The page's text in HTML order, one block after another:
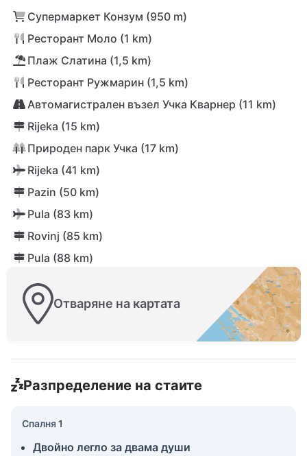
Супермаркет Конзум (950 m)
Ресторант Моло (1 km)
Плаж Слатина (1,5 km)
Ресторант Ружмарин (1,5 km)
Автомагистрален възел Учка Кварнер (11 km)
Rijeka (15 km)
Природен парк Учка (17 km)
Rijeka (41 km)
Pazin (50 km)
Pula (83 km)
Rovinj (85 km)
Pula (88 km)
Отваряне на картата
Разпределение на стаите
Спалня 1
Двойно легло за двама души